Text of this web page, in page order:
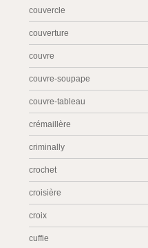
couvercle
couverture
couvre
couvre-soupape
couvre-tableau
crémaillère
criminally
crochet
croisière
croix
cuffie